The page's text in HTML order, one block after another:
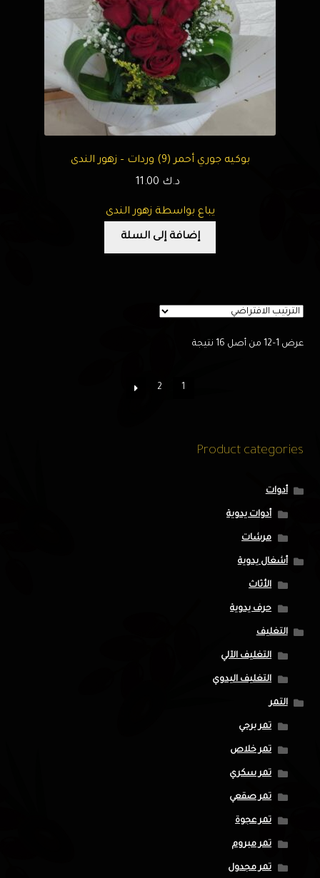
بوكيه جوري أحمر (9) وردات – زهور الندى
د.ك
يباع بواسطة زهور الندى
إضافة إلى السلة
عرض 1–12 من أصل 16 نتيجة
1
2
Product categories
أدوات
أدوات يدوية
مرشات
أشغال يدوية
الأثاث
حرف يدوية
التغليف
التغليف الآلي
التغليف اليدوي
التمر
تمر برحي
تمر خلاص
تمر سكري
تمر صقعي
تمر عجوة
تمر مبروم
تمر مجدول